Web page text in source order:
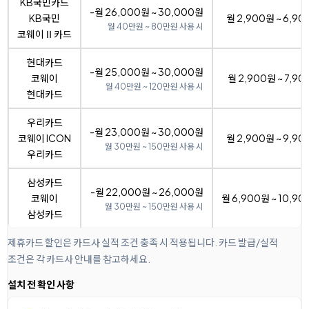
KB국민
코웨이Ⅱ카드
-월 26,000원 ~ 30,000원
월 40만원 ~ 80만원 사용 시
월 2,900원 ~
현대카드
코웨이
현대카드
-월 25,000원 ~ 30,000원
월 40만원 ~ 120만원 사용 시
월 2,900원 ~
우리카드
코웨이 ICON
우리카드
-월 23,000원 ~ 30,000원
월 30만원 ~ 150만원 사용 시
월 2,900원 ~
삼성카드
코웨이
삼성카드
-월 22,000원 ~ 26,000원
월 30만원 ~ 150만원 사용 시
월 6,900원 ~
제휴카드 할인은 카드사 실적 조건 충족 시 적용됩니다. 카드 발급/실적
조건은 각 카드사 안내를 참고하세요.
설치 전 확인 사항